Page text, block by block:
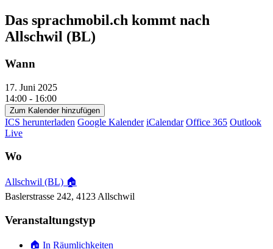
Das sprachmobil.ch kommt nach
Allschwil (BL)
Wann
17. Juni 2025
14:00 - 16:00
Zum Kalender hinzufügen
ICS herunterladen Google Kalender iCalendar Office 365 Outlook
Live
Wo
Allschwil (BL) 🏠
Baslerstrasse 242, 4123 Allschwil
Veranstaltungstyp
🏠 In Räumlichkeiten